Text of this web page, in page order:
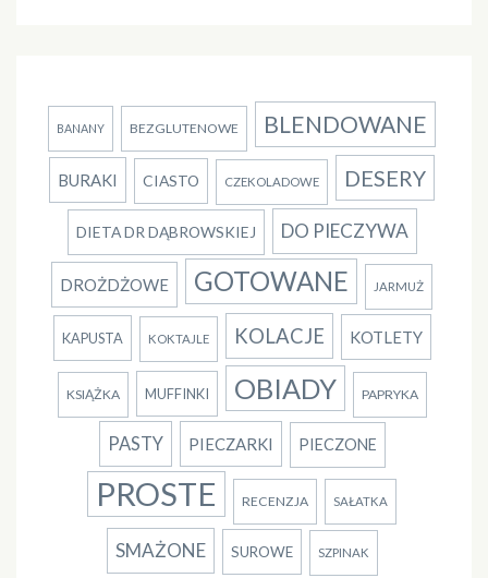
BANANY BEZGLUTENOWE BLENDOWANE
BURAKI CIASTO CZEKOLADOWE DESERY
DIETA DR DĄBROWSKIEJ DO PIECZYWA
DROŻDŻOWE GOTOWANE JARMUŻ
KAPUSTA KOKTAJLE KOLACJE KOTLETY
KSIĄŻKA MUFFINKI OBIADY PAPRYKA
PASTY PIECZARKI PIECZONE
PROSTE RECENZJA SAŁATKA
SMAŻONE SUROWE SZPINAK